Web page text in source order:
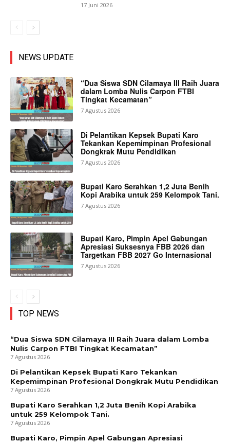
17 Juni 2026
NEWS UPDATE
“Dua Siswa SDN Cilamaya III Raih Juara
dalam Lomba Nulis Carpon FTBI
Tingkat Kecamatan”
7 Agustus 2026
Di Pelantikan Kepsek Bupati Karo
Tekankan Kepemimpinan Profesional
Dongkrak Mutu Pendidikan
7 Agustus 2026
Bupati Karo Serahkan 1,2 Juta Benih
Kopi Arabika untuk 259 Kelompok Tani.
7 Agustus 2026
Bupati Karo, Pimpin Apel Gabungan
Apresiasi Suksesnya FBB 2026 dan
Targetkan FBB 2027 Go Internasional
7 Agustus 2026
TOP NEWS
“Dua Siswa SDN Cilamaya III Raih Juara dalam Lomba
Nulis Carpon FTBI Tingkat Kecamatan”
7 Agustus 2026
Di Pelantikan Kepsek Bupati Karo Tekankan
Kepemimpinan Profesional Dongkrak Mutu Pendidikan
7 Agustus 2026
Bupati Karo Serahkan 1,2 Juta Benih Kopi Arabika
untuk 259 Kelompok Tani.
7 Agustus 2026
Bupati Karo, Pimpin Apel Gabungan Apresiasi